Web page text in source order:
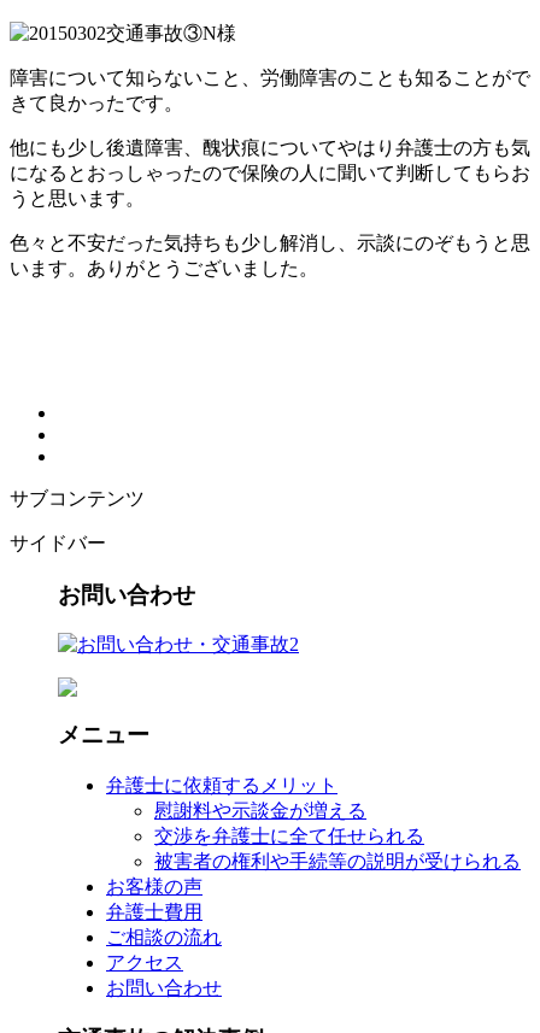
障害について知らないこと、労働障害のことも知ることがで
きて良かったです。
他にも少し後遺障害、醜状痕についてやはり弁護士の方も気
になるとおっしゃったので保険の人に聞いて判断してもらお
うと思います。
色々と不安だった気持ちも少し解消し、示談にのぞもうと思
います。ありがとうございました。
サブコンテンツ
サイドバー
お問い合わせ
メニュー
弁護士に依頼するメリット
慰謝料や示談金が増える
交渉を弁護士に全て任せられる
被害者の権利や手続等の説明が受けられる
お客様の声
弁護士費用
ご相談の流れ
アクセス
お問い合わせ